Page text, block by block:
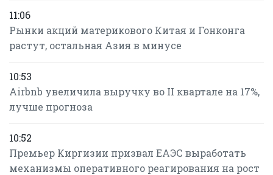
11:06
Рынки акций материкового Китая и Гонконга
растут, остальная Азия в минусе
10:53
Airbnb увеличила выручку во II квартале на 17%,
лучше прогноза
10:52
Премьер Киргизии призвал ЕАЭС выработать
механизмы оперативного реагирования на рост